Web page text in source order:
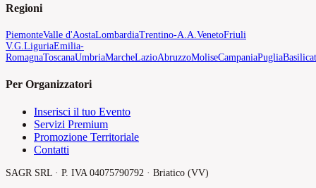
Regioni
PiemonteValle d'AostaLombardiaTrentino-A.A. VenetoFriuli
V.G. LiguriaEmilia-
RomagnaToscanaUmbriaMarcheLazioAbruzzoMoliseCampaniaPuglia
Per Organizzatori
Inserisci il tuo Evento
Servizi Premium
Promozione Territoriale
Contatti
SAGR SRL · P. IVA 04075790792 · Briatico (VV)